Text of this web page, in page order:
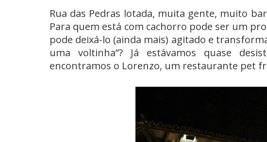
Rua das Pedras lotada, muita gente, muito
Para quem está com cachorro pode ser um
pode deixá-lo (ainda mais) agitado e
uma voltinha”? Já estávamos quase
encontramos o Lorenzo, um restaurante pet